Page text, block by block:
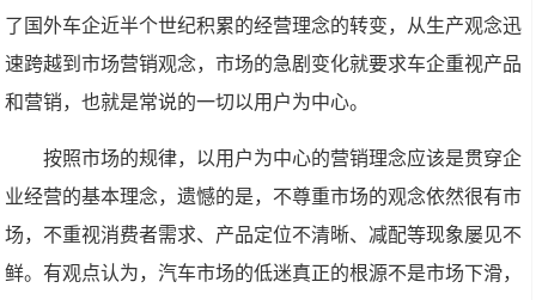
了国外车企近半个世纪积累的经营理念的转变，从生产观念迅
速跨越到市场营销观念，市场的急剧变化就要求车企重视产品
和营销，也就是常说的一切以用户为中心。
按照市场的规律，以用户为中心的营销理念应该是贯穿企
业经营的基本理念，遗憾的是，不尊重市场的观念依然很有市
场，不重视消费者需求、产品定位不清晰、减配等现象屡见不
鲜。有观点认为，汽车市场的低迷真正的根源不是市场下滑，